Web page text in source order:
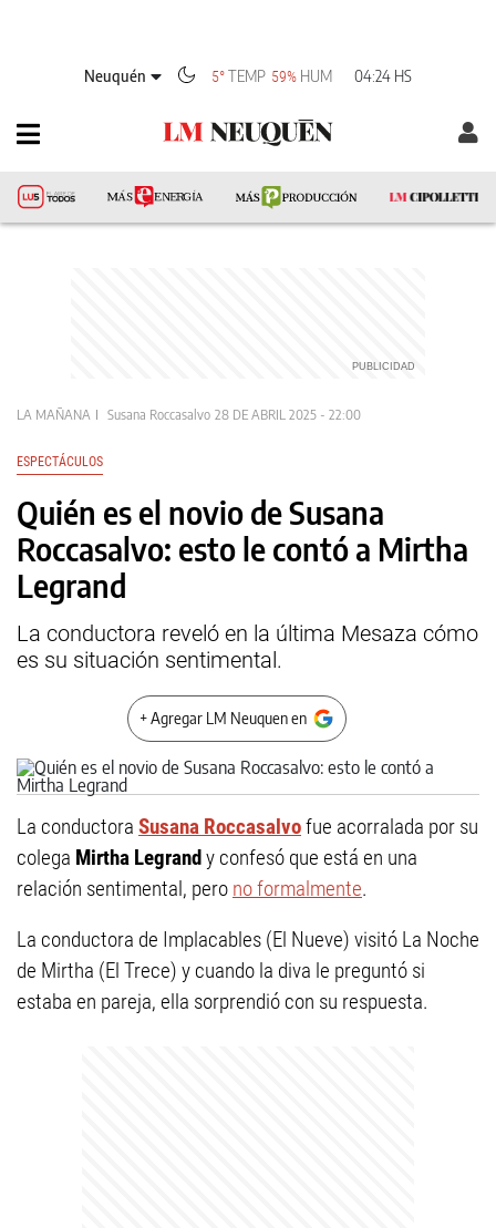
Neuquén 5°TEMP 59% HUM 04:24 HS
LA MAÑANA Susana Roccasalvo 28 DE ABRIL 2025 - 22:00
ESPECTÁCULOS
Quién es el novio de Susana
Roccasalvo: esto le contó a Mirtha
Legrand
La conductora reveló en la última Mesaza cómo
es su situación sentimental.
+ Agregar LM Neuquen en
La conductora Susana Roccasalvofue acorralada por su
colega Mirtha Legrandy confesó que está en una
relación sentimental, pero no formalmente.
La conductora de Implacables (El Nueve) visitó La Noche
de Mirtha (El Trece) y cuando la diva le preguntó si
estaba en pareja, ella sorprendió con su respuesta.